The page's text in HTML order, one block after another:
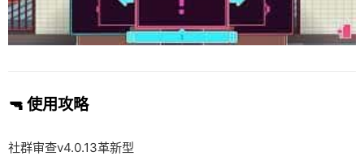
🔫 使用攻略
社群审查v4.0.13革新型